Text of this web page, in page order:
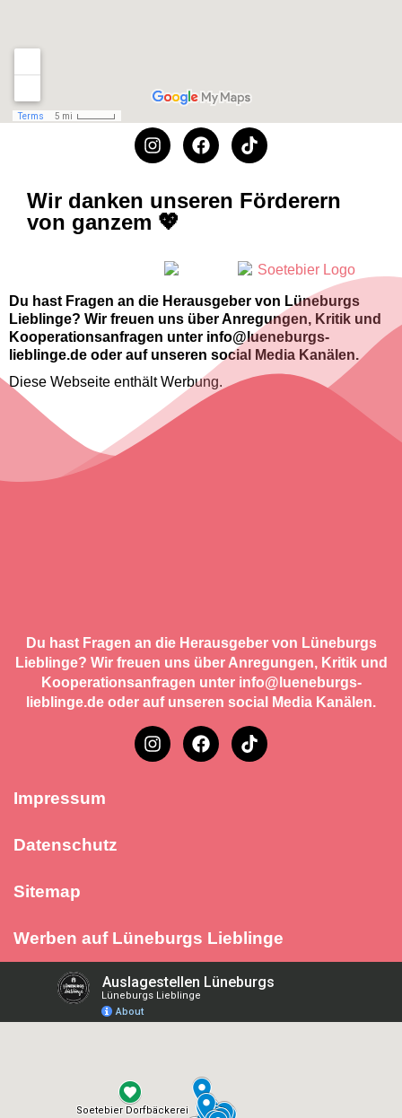
Wir danken unseren Förderern
von ganzem 💖
Du hast Fragen an die Herausgeber von Lüneburgs
Lieblinge? Wir freuen uns über Anregungen, Kritik und
Kooperationsanfragen unter info@lueneburgs-
lieblinge.de oder auf unseren social Media Kanälen.
Diese Webseite enthält Werbung.
Du hast Fragen an die Herausgeber von Lüneburgs
Lieblinge? Wir freuen uns über Anregungen, Kritik und
Kooperationsanfragen unter info@lueneburgs-
lieblinge.de oder auf unseren social Media Kanälen.
Impressum
Datenschutz
Sitemap
Werben auf Lüneburgs Lieblinge